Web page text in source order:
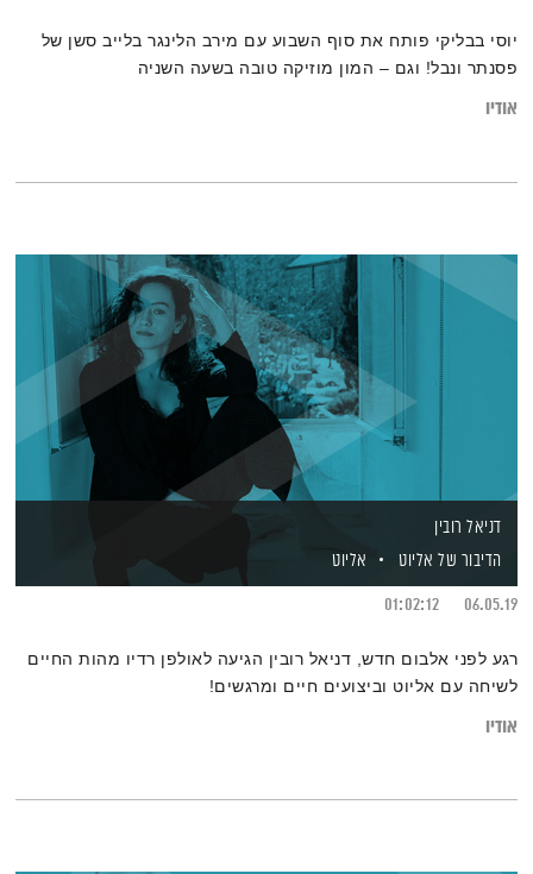
יוסי בבליקי פותח את סוף השבוע עם מירב הלינגר בלייב סשן של
פסנתר ונבל! וגם – המון מוזיקה טובה בשעה השניה
אודיו
דניאל רובין
הדיבור של אליוט
אליוט
06.05.19
01:02:12
רגע לפני אלבום חדש, דניאל רובין הגיעה לאולפן רדיו מהות החיים
לשיחה עם אליוט וביצועים חיים ומרגשים!
אודיו